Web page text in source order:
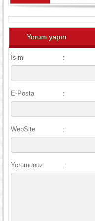
Yorum yapın
İsim :
E-Posta :
WebSite :
Yorumunuz :